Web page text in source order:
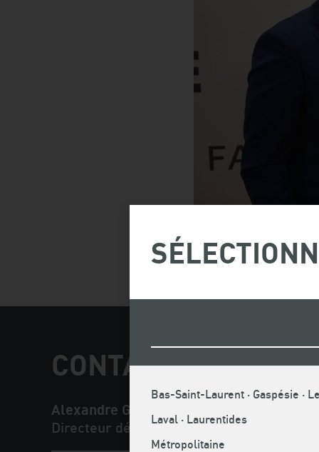
CONTACT PRESSE
Alexandre Gagnon
Directeur développement et innovation
Bas-Saint-Laurent · Gaspésie ·
Laval · Laurentides
Métropolitaine